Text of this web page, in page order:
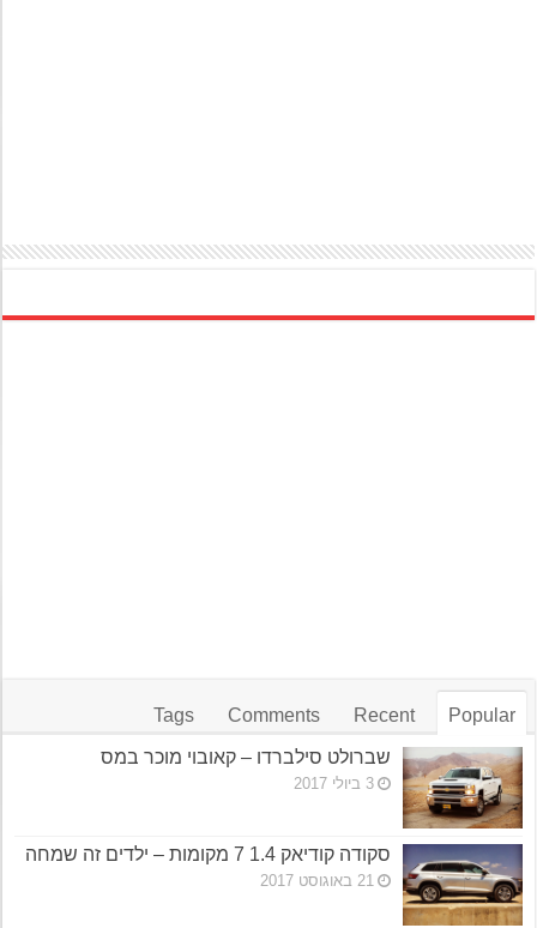
Popular
Recent
Comments
Tags
שברולט סילברדו – קאובוי מוכר במס
3 ביולי 2017
סקודה קודיאק 1.4 7 מקומות – ילדים זה שמחה
21 באוגוסט 2017